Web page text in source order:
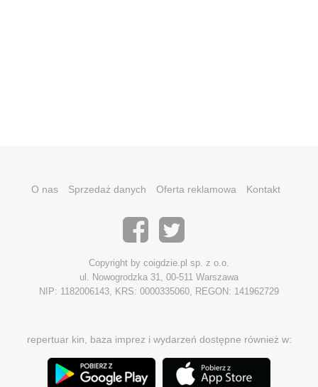
O nas Sprzedaż danych Oferta reklamowa Kontakt
Copyright by coigdzie.pl sp. z o.o.
ul. Nowogrodzka 31, 00-511 Warszawa
NIP: 1182006143, KRS: 0000335060, REGON: 141962729
repertuar kin, baza imprez i wydarzeń dostępne również w: